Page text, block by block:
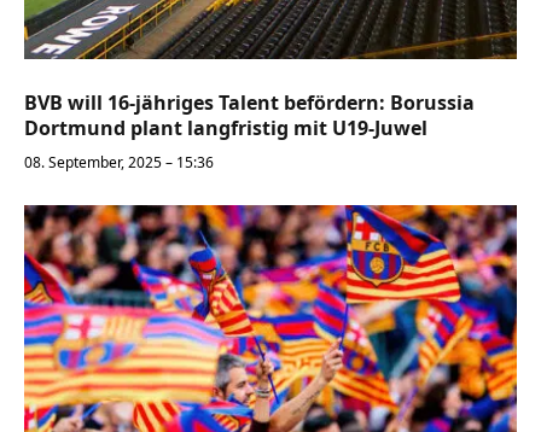
BVB will 16-jähriges Talent befördern: Borussia
Dortmund plant langfristig mit U19-Juwel
08. September, 2025 – 15:36